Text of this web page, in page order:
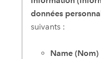
données
suivants :
Name (Nom)